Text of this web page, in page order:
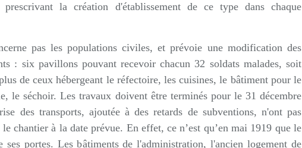
prescrivant la création d'établissement de ce type dans chaque
pas les populations civiles, et prévoie une modification des
: six pavillons pouvant recevoir chacun 32 soldats malades, soit
de ceux hébergeant le réfectoire, les cuisines, le bâtiment pour le
le séchoir. Les travaux doivent être terminés pour le 31 décembre
des transports, ajoutée à des retards de subventions, n'ont pas
chantier à la date prévue. En effet, ce n’est qu’en mai 1919 que le
ses portes. Les bâtiments de l'administration, l'ancien logement de